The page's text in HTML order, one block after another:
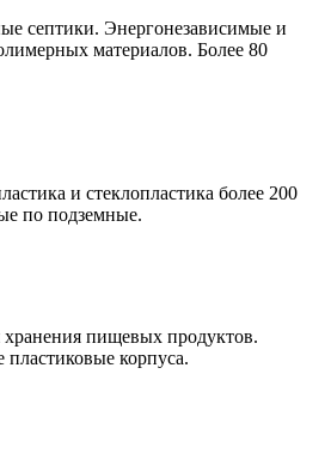
септики. Энергонезависимые и
материалов. Более 80
и стеклопластика более 200
по подземные.
пищевых продуктов.
корпуса.